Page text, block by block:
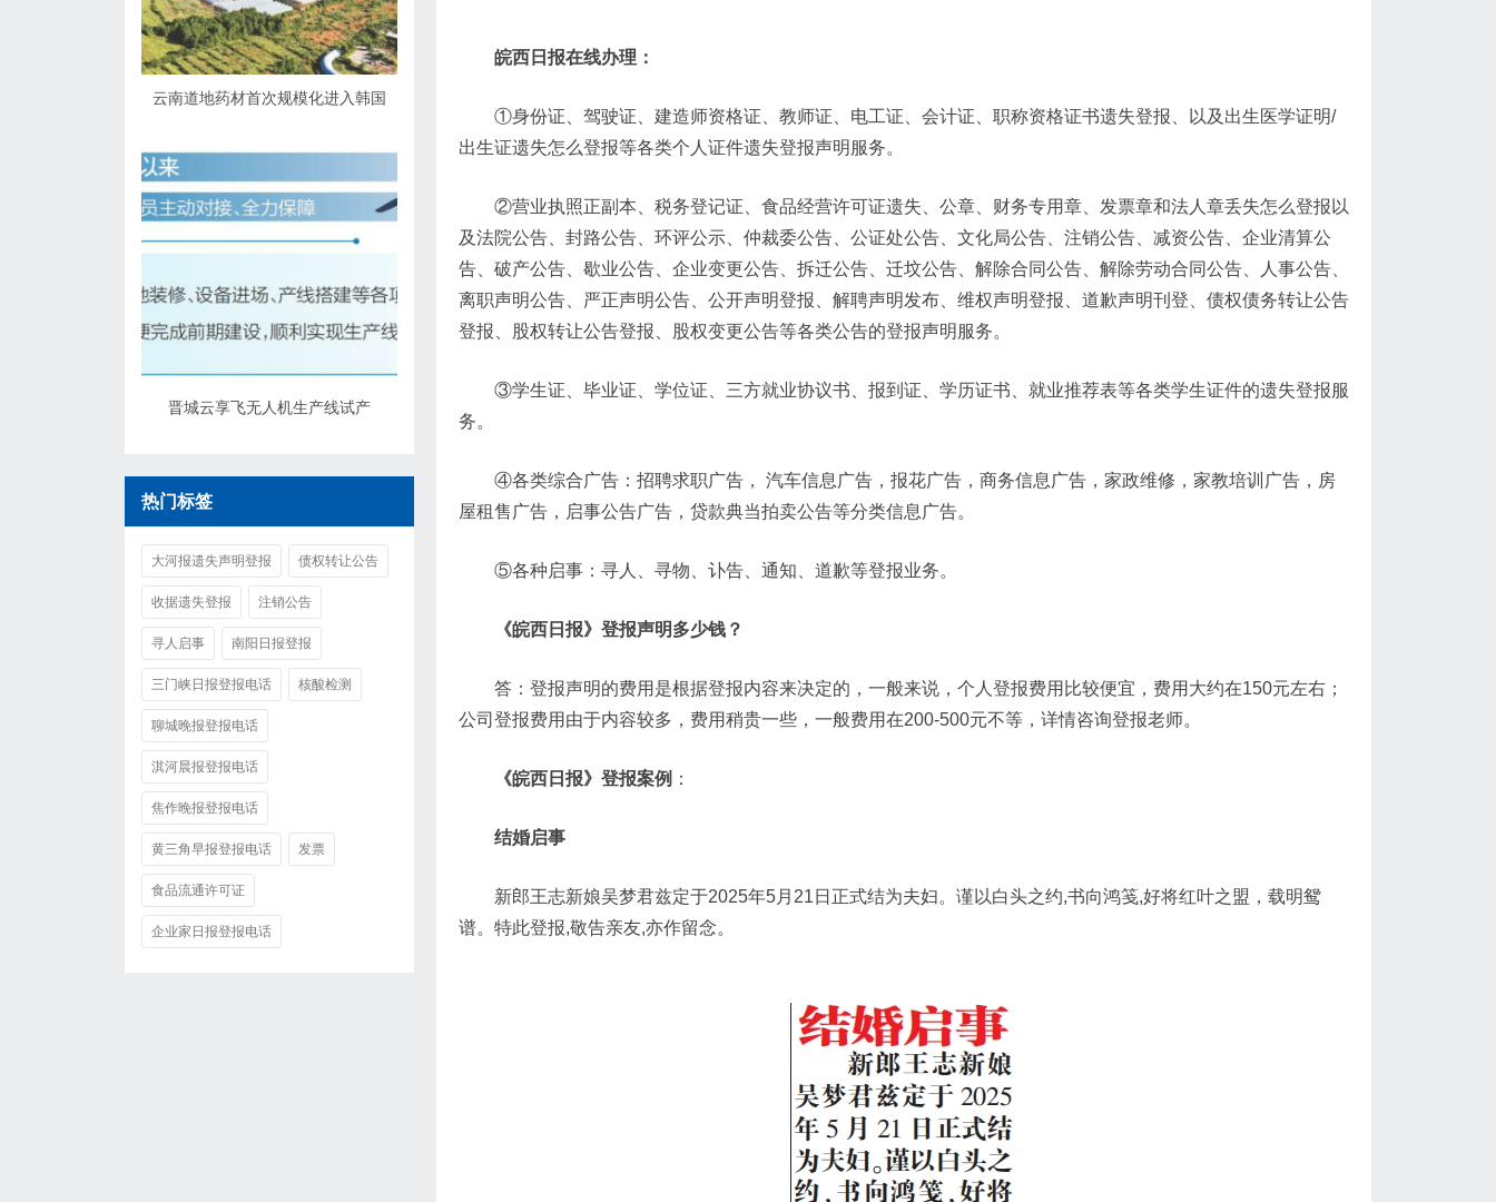
皖西日报在线办理：
①身份证、驾驶证、建造师资格证、教师证、电工证、会计证、职称资格证书遗失登报、以及出生医学证明/
出生证遗失怎么登报等各类个人证件遗失登报声明服务。
②营业执照正副本、税务登记证、食品经营许可证遗失、公章、财务专用章、发票章和法人章丢失怎么登报以
及法院公告、封路公告、环评公示、仲裁委公告、公证处公告、文化局公告、注销公告、减资公告、企业清算公
告、破产公告、歇业公告、企业变更公告、拆迁公告、迁坟公告、解除合同公告、解除劳动合同公告、人事公告、
离职声明公告、严正声明公告、公开声明登报、解聘声明发布、维权声明登报、道歉声明刊登、债权债务转让公告
登报、股权转让公告登报、股权变更公告等各类公告的登报声明服务。
③学生证、毕业证、学位证、三方就业协议书、报到证、学历证书、就业推荐表等各类学生证件的遗失登报服
务。
④各类综合广告：招聘求职广告， 汽车信息广告，报花广告，商务信息广告，家政维修，家教培训广告，房
屋租售广告，启事公告广告，贷款典当拍卖公告等分类信息广告。
⑤各种启事：寻人、寻物、讣告、通知、道歉等登报业务。
《皖西日报》登报声明多少钱？
答：登报声明的费用是根据登报内容来决定的，一般来说，个人登报费用比较便宜，费用大约在150元左右；
公司登报费用由于内容较多，费用稍贵一些，一般费用在200-500元不等，详情咨询登报老师。
《皖西日报》登报案例 ：
结婚启事
新郎王志新娘吴梦君兹定于2025年5月21日正式结为夫妇。谨以白头之约,书向鸿笺,好将红叶之盟，载明鸳
谱。特此登报,敬告亲友,亦作留念。
云南道地药材首次规模化进入韩国
晋城云享飞无人机生产线试产
热门标签
大河报遗失声明登报 债权转让公告
收据遗失登报 注销公告
寻人启事 南阳日报登报
三门峡日报登报电话 核酸检测
聊城晚报登报电话
淇河晨报登报电话
焦作晚报登报电话
黄三角早报登报电话 发票
食品流通许可证
企业家日报登报电话